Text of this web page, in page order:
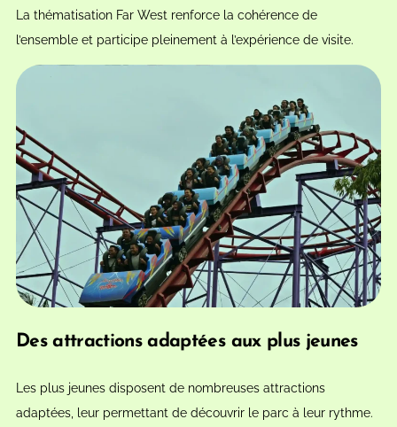
La thématisation Far West renforce la cohérence de
l’ensemble et participe pleinement à l’expérience de visite.
Des attractions adaptées aux plus jeunes
Les plus jeunes disposent de nombreuses attractions
adaptées, leur permettant de découvrir le parc à leur rythme.